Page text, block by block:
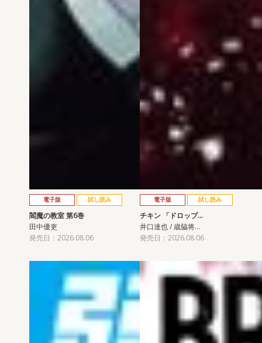
電子版 試し読み
閻魔の教室 第6巻
田中優吏
発売日：2026.08.06
電子版 試し読み
チキン 「ドロップ…
井口達也 / 歳脇将…
発売日：2026.08.06